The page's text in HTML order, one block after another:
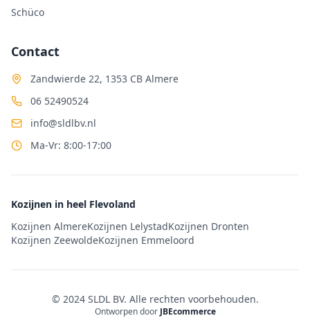
Schüco
Contact
Zandwierde 22, 1353 CB Almere
06 52490524
info@sldlbv.nl
Ma-Vr: 8:00-17:00
Kozijnen in heel Flevoland
Kozijnen AlmereKozijnen LelystadKozijnen Dronten
Kozijnen ZeewoldeKozijnen Emmeloord
© 2024 SLDL BV. Alle rechten voorbehouden.
Ontworpen door JBEcommerce